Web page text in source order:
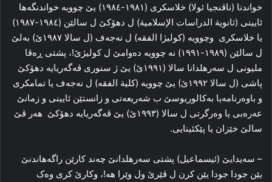
خواندنا (ناڤنجیا ئولا) خلاسکری (١٩٨١-١٩٨٤) یێ چوویە خواندنگەها
ئایینی (ثانویة الدراسات الإسلامیة) ل دهۆکێ ل سالێن (١٩٨٤-١٩٨٧)
یا خلاسکری وچوویە (کولیژا الفقه) ل نەجەف (ل سالا ١٩٨٧ێ) بەلێ
ل سالێن (١٩٨٩-١٩٩١) نە چوویە دەوامێ ل کولیژێ!، پشتی ڕەڤا
ملیونی ل سەرهلدانا سالا (١٩٩١ێ) یێ ژ سنوری ڤەگەریایە دهۆکێ
پاشی (ل سالا ١٩٩٢ێ) یێ چوویە (کلیة الفقه) ل نەجەف یا تمامکری
و باوەرنامەیا بەکالوریوسێ ب شەریعەتی و زانستێن ئایینی و زمانێ
عەرەبی یا وەرگرتی ل سالا (١٩٩٣ێ) یێ ڤەگەریایە دهۆکێ هەر ڤێ
سالێ خێزان یا پێکئینایی.
– سەیدایێ (ئیسماعیل) پشتی سەرهلدانێ چەند کارێن راگەهاندنێ
یێن جودا جودا یێن کرن ل ڤێرێ ول وێرا هە!، وکارێ کری وەک